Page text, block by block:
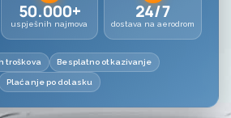
50.000+
uspješnih najmova
24/7
dostava na aerodrom
troškova Besplatno otkazivanje
Plaćanje po dolasku